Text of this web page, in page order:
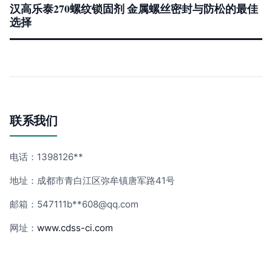
汉高乐泰270螺纹锁固剂 金属螺丝密封与防松的最佳
选择
联系我们
电话：1398126**
地址：成都市青白江区弥牟镇唐军路41号
邮箱：547111b**608@qq.com
网址： www.cdss-ci.com